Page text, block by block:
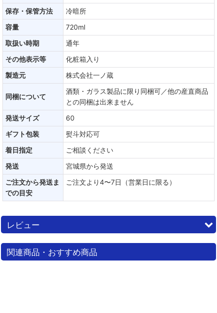
保存・保管方法
冷暗所
容量
720ml
取扱い時期
通年
その他表示等
化粧箱入り
製造元
株式会社一ノ蔵
同梱について
酒類・ガラス製品に限り同梱可／他の産直商品
との同梱は出来ません
発送サイズ
60
ギフト包装
熨斗対応可
着日指定
ご相談ください
発送
宮城県から発送
ご注文から発送ま
での目安
ご注文より4〜7日（営業日に限る）
レビュー
0件のレビュー
関連商品・おすすめ商品